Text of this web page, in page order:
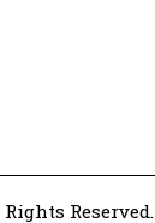
Reserved.